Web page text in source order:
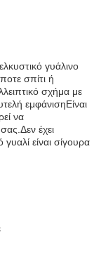
γυάλινο
σπίτι ή
σχήμα με
εμφάνισηΕίναι
να
έχει
είναι σίγουρα